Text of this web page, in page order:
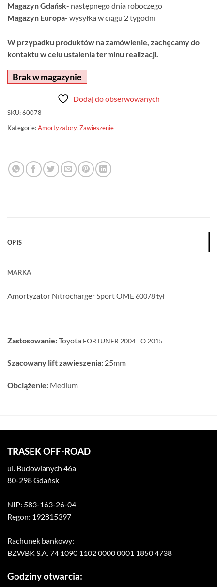
Magazyn Gdańsk- następnego dnia roboczego
Magazyn Europa- wysyłka w ciągu 2 tygodni
W przypadku produktów na zamówienie, zachęcamy do
kontaktu w celu ustalenia terminu realizacji.
Brak w magazynie
Dodaj do obserwowanych
SKU:60078
Kategorie:Amortyzatory,Zawieszenie
OPIS
MARKA
Amortyzator Nitrocharger Sport OME60078 tył
Zastosowanie:Toyota FORTUNER 2004 TO 2015
Szacowany lift zawieszenia: 25mm
Obciążenie: Medium
TRASEK OFF-ROAD
ul. Budowlanych 46a
80-298 Gdańsk
NIP: 583-163-26-04
Regon: 192815397
Rachunek bankowy:
BZWBK S.A. 74 1090 1102 0000 0001 1850 4738
Godziny otwarcia: